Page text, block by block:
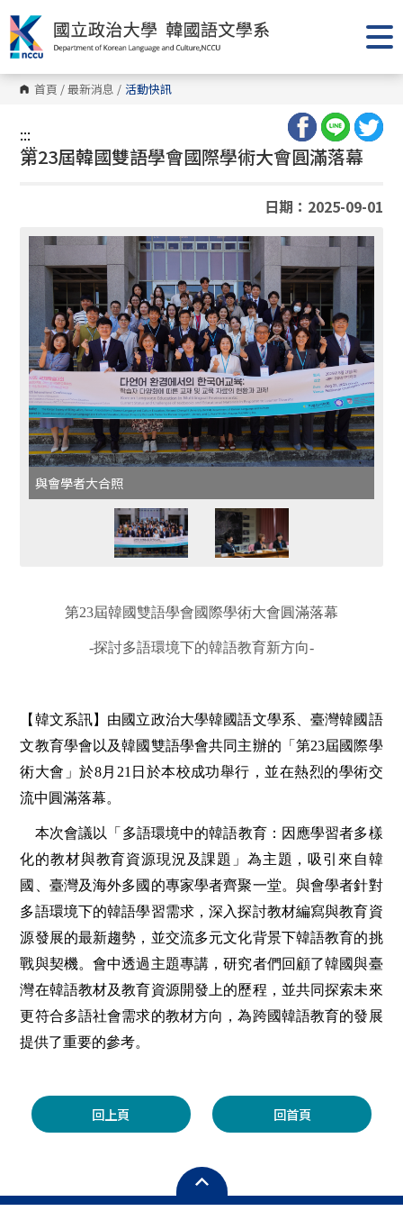
跳
到
主
要
內
容
區 首頁 /最新消息 / 活動快訊
:::
:::
第23屆韓國雙語學會國際學術大會圓滿落幕
日期：2025-09-01
與會學者大合照
第23屆韓國雙語學會國際學術大會圓滿落幕
-探討多語環境下的韓語教育新方向-
【韓文系訊】由國立政治大學韓國語文學系、臺灣韓國語
文教育學會以及韓國雙語學會共同主辦的「第23屆國際學
術大會」於8月21日於本校成功舉行，並在熱烈的學術交
流中圓滿落幕。
本次會議以「多語環境中的韓語教育：因應學習者多樣
化的教材與教育資源現況及課題」為主題，吸引來自韓
國、臺灣及海外多國的專家學者齊聚一堂。與會學者針對
多語環境下的韓語學習需求，深入探討教材編寫與教育資
源發展的最新趨勢，並交流多元文化背景下韓語教育的挑
戰與契機。會中透過主題專講，研究者們回顧了韓國與臺
灣在韓語教材及教育資源開發上的歷程，並共同探索未來
更符合多語社會需求的教材方向，為跨國韓語教育的發展
提供了重要的參考。
回上頁 回首頁